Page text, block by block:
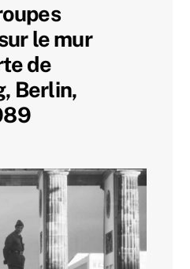
le mur
de
Berlin,